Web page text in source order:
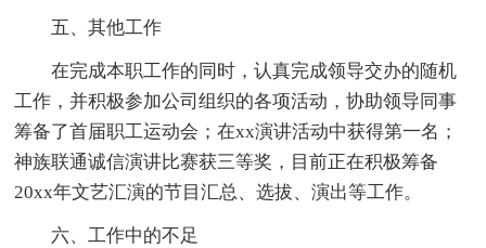
五、其他工作
在完成本职工作的同时，认真完成领导交办的随机
工作，并积极参加公司组织的各项活动，协助领导同事
筹备了首届职工运动会；在xx演讲活动中获得第一名；
神族联通诚信演讲比赛获三等奖，目前正在积极筹备
20xx年文艺汇演的节目汇总、选拔、演出等工作。
六、工作中的不足